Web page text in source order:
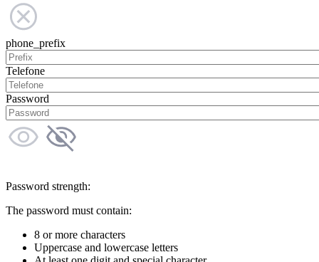
phone_prefix
Telefone
Password
Password strength:
The password must contain:
8 or more characters
Uppercase and lowercase letters